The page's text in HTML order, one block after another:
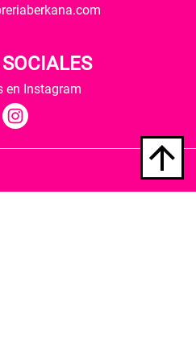
SOCIALES
en Instagram